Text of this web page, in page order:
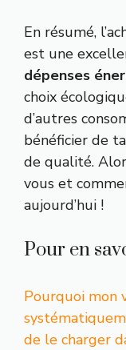
En résumé,
est une
dépenses
choix
d’autres
bénéficier de
de qualité.
vous et
aujourd’hui !
Pour en
Pourquoi mon
de le charger